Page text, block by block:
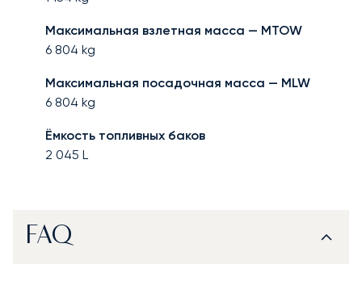
Максимальная взлетная масса — MTOW
6 804 kg
Максимальная посадочная масса — MLW
6 804 kg
Ёмкость топливных баков
2 045 L
FAQ